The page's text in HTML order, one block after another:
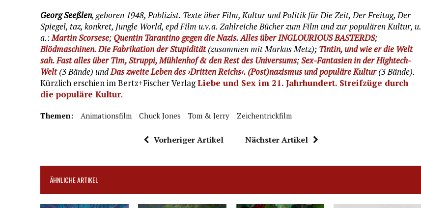
Georg Seeßlen, geboren 1948, Publizist. Texte über Film, Kultur und Politik für Die Zeit, Der Freitag, Der
Spiegel, taz, konkret, Jungle World, epd Film u.v.a. Zahlreiche Bücher zum Film und zur populären Kultur, u.
a.:Martin Scorsese; Quentin Tarantino gegen die Nazis. Alles über INGLOURIOUS BASTERDS;
Blödmaschinen. Die Fabrikation der Stupidität(zusammen mit Markus Metz); Tintin, und wie er die Welt
sah. Fast alles über Tim, Struppi, Mühlenhof & den Rest des Universums;Sex-Fantasien in der Hightech-
Welt(3 Bände) undDas zweite Leben des ›Dritten Reichs‹. (Post)nazismus und populäre Kultur(3 Bände).
Kürzlich erschien im Bertz+Fischer VerlagLiebe und Sex im 21. Jahrhundert. Streifzüge durch
die populäre Kultur.
Themen: Animationsfilm Chuck Jones Tom & Jerry Zeichentrickfilm
Vorheriger Artikel Nächster Artikel
ÄHNLICHE ARTIKEL